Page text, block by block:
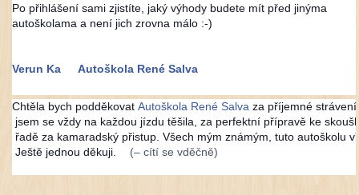
Po přihlášení sami zjistíte, jaký výhody budete mít před jinýma
autoškolama a není jich zrovna málo :-)
Verun Ka Autoškola René Salva
Chtěla bych podděkovat Autoškola René Salva za příjemné
jsem se vždy na každou jízdu těšila, za perfektní přípravě ke
řadě za kamaradský přistup. Všech mým známým, tuto autoškolu
Ještě jednou děkuji.
(– cítí se vděčně)